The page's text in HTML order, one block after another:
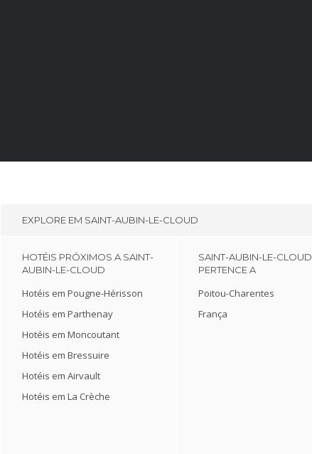
EXPLORE EM SAINT-AUBIN-LE-CLOUD
HOTÉIS PRÓXIMOS A SAINT-
AUBIN-LE-CLOUD
Hotéis em Pougne-Hérisson
Hotéis em Parthenay
Hotéis em Moncoutant
Hotéis em Bressuire
Hotéis em Airvault
Hotéis em La Crèche
SAINT-AUBIN-LE-CLOUD
PERTENCE A
Poitou-Charentes
França